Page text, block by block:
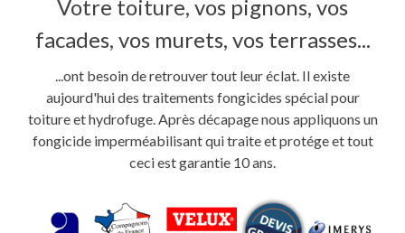
Votre toiture, vos pignons, vos
facades, vos murets, vos terrasses...
...ont besoin de retrouver tout leur éclat. Il existe
aujourd'hui des traitements fongicides spécial pour
toiture et hydrofuge. Après décapage nous appliquons un
fongicide imperméabilisant qui traite et protége et tout
ceci est garantie 10 ans.